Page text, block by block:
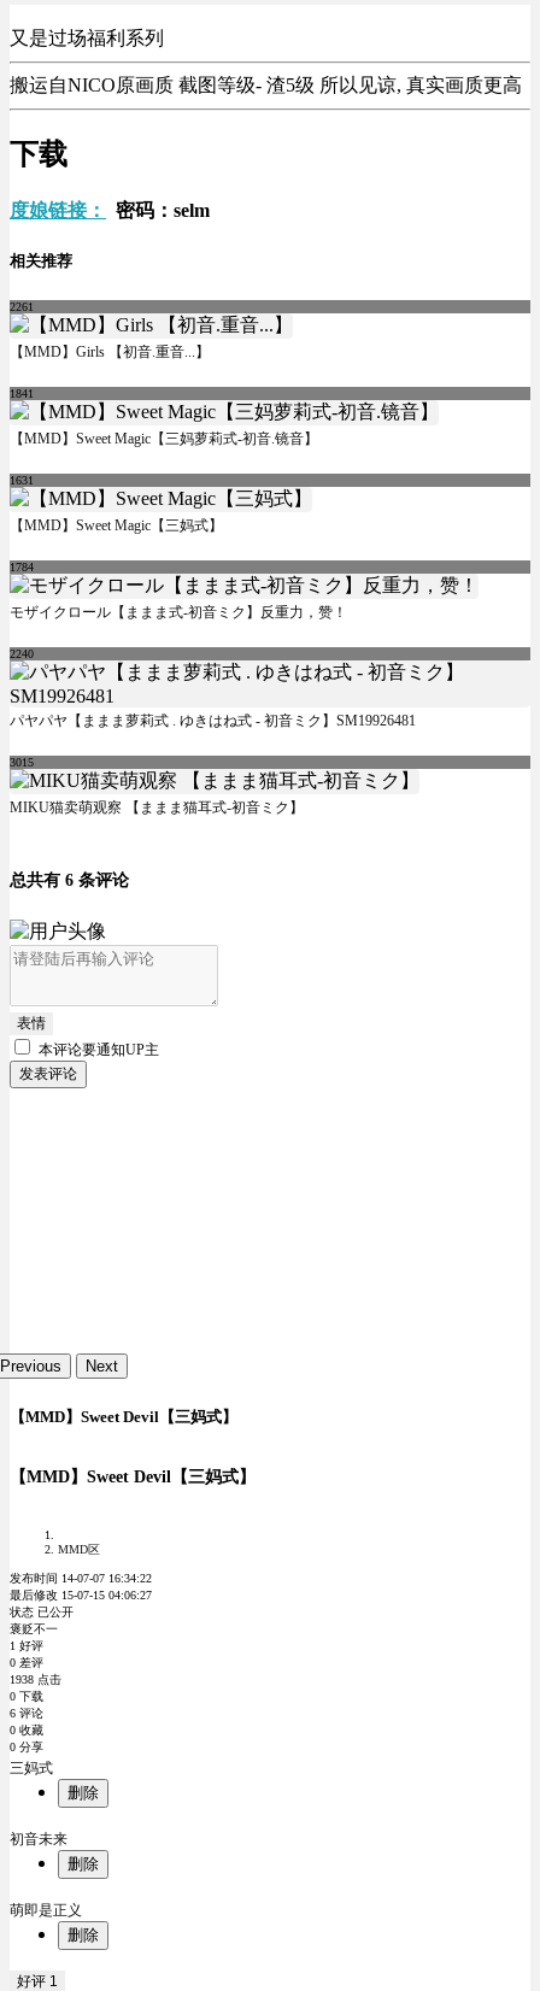
又是过场福利系列
搬运自NICO原画质 截图等级- 渣5级 所以见谅, 真实画质更高
下载
度娘链接： 密码：selm
相关推荐
2261
【MMD】Girls 【初音.重音...】
1841
【MMD】Sweet Magic【三妈萝莉式-初音.镜音】
1631
【MMD】Sweet Magic【三妈式】
1784
モザイクロール【ままま式-初音ミク】反重力，赞！
2240
パヤパヤ【ままま萝莉式 . ゆきはね式 - 初音ミク】SM19926481
3015
MIKU猫卖萌观察 【ままま猫耳式-初音ミク】
总共有 6 条评论
表情
本评论要通知UP主
发表评论
Previous Next
【MMD】Sweet Devil【三妈式】
【MMD】Sweet Devil【三妈式】
MMD区
发布时间 14-07-07 16:34:22
最后修改 15-07-15 04:06:27
状态 已公开
褒贬不一
1 好评
0 差评
1938 点击
0 下载
6 评论
0 收藏
0 分享
三妈式
删除
初音未来
删除
萌即是正义
删除
好评 1